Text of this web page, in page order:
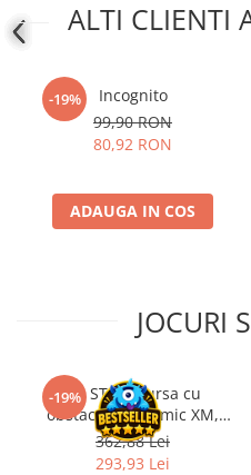
Disney Lorcana
Star Wars Unlimited
UniVersus CCG
Neverrift TCG
Riftbound League of Legends
Hololive
Colectii Oficiale Topps si
Final Fantasy
Grand Archive TCG
Alte TCG-uri
ALTI CLIENTI
-19%
Incognito
99,90 RON
80,92 RON
ADAUGA IN COS
JOCURI
-19%Kit STEM Cursa cu
obstacole Dynamic XM,
Fischertechnik
362,88 Lei
293,93 Lei